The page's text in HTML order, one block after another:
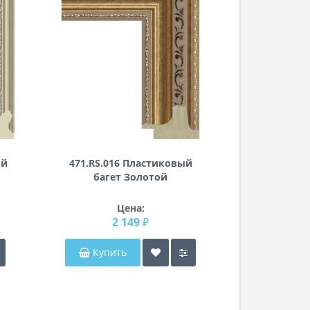
471.RS.016 Пластиковый
багет Золотой
Цена:
2 149 ₽
Купить